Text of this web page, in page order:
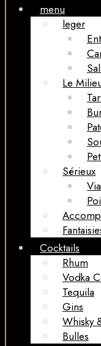
menu
leger
Le
Sérieux
Cocktails
Rhum
Vodka
Tequila
Gins
Whisky
Bulles